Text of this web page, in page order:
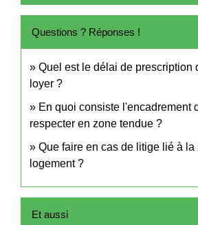
Questions ? Réponses !
Quel est le délai de prescription
loyer ?
En quoi consiste l'encadrement
respecter en zone tendue ?
Que faire en cas de litige lié à la
logement ?
Et aussi